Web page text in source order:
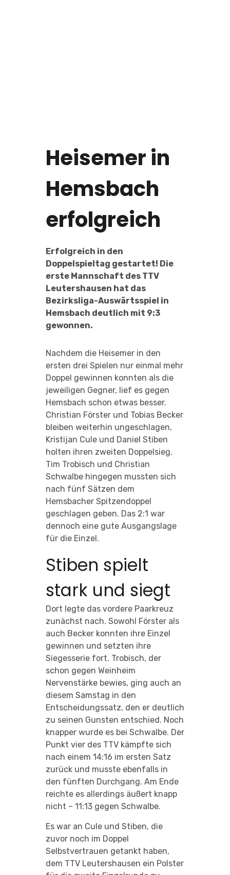
Heisemer in
Hemsbach
erfolgreich
Erfolgreich in den
Doppelspieltag gestartet! Die
erste Mannschaft des TTV
Leutershausen hat das
Bezirksliga-Auswärtsspiel in
Hemsbach deutlich mit 9:3
gewonnen.
Nachdem die Heisemer in den
ersten drei Spielen nur einmal mehr
Doppel gewinnen konnten als die
jeweiligen Gegner, lief es gegen
Hemsbach schon etwas besser.
Christian Förster und Tobias Becker
bleiben weiterhin ungeschlagen,
Kristijan Cule und Daniel Stiben
holten ihren zweiten Doppelsieg.
Tim Trobisch und Christian
Schwalbe hingegen mussten sich
nach fünf Sätzen dem
Hemsbacher Spitzendoppel
geschlagen geben. Das 2:1 war
dennoch eine gute Ausgangslage
für die Einzel.
Stiben spielt
stark und siegt
Dort legte das vordere Paarkreuz
zunächst nach. Sowohl Förster als
auch Becker konnten ihre Einzel
gewinnen und setzten ihre
Siegesserie fort. Trobisch, der
schon gegen Weinheim
Nervenstärke bewies, ging auch an
diesem Samstag in den
Entscheidungssatz, den er deutlich
zu seinen Gunsten entschied. Noch
knapper wurde es bei Schwalbe. Der
Punkt vier des TTV kämpfte sich
nach einem 14:16 im ersten Satz
zurück und musste ebenfalls in
den fünften Durchgang. Am Ende
reichte es allerdings äußert knapp
nicht – 11:13 gegen Schwalbe.
Es war an Cule und Stiben, die
zuvor noch im Doppel
Selbstvertrauen getankt haben,
dem TTV Leutershausen ein Polster